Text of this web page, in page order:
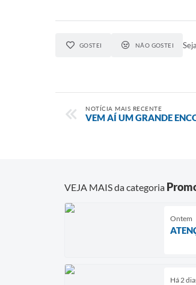
GOSTEI NÃO GOSTEI
NOTÍCIA MAIS RECENTE
VEM AÍ UM GRANDE
VEJA MAIS da categoria
Ontem
Há 2